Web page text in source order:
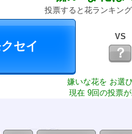
投票すると花ランキン
VS
？
嫌いな花を お選
現在 9回の投票が